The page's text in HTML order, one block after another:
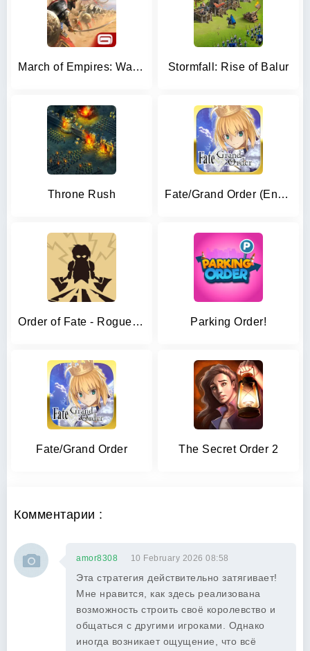
March of Empires: War Games Stormfall: Rise of Balur
Throne Rush Fate/Grand Order (English)
Order of Fate - Roguelike RPG Parking Order!
Fate/Grand Order The Secret Order 2
Комментарии :
amor8308 10 February 2026 08:58
Эта стратегия действительно затягивает!
Мне нравится, как здесь реализована
возможность строить своё королевство и
общаться с другими игроками. Однако
иногда возникает ощущение, что всё